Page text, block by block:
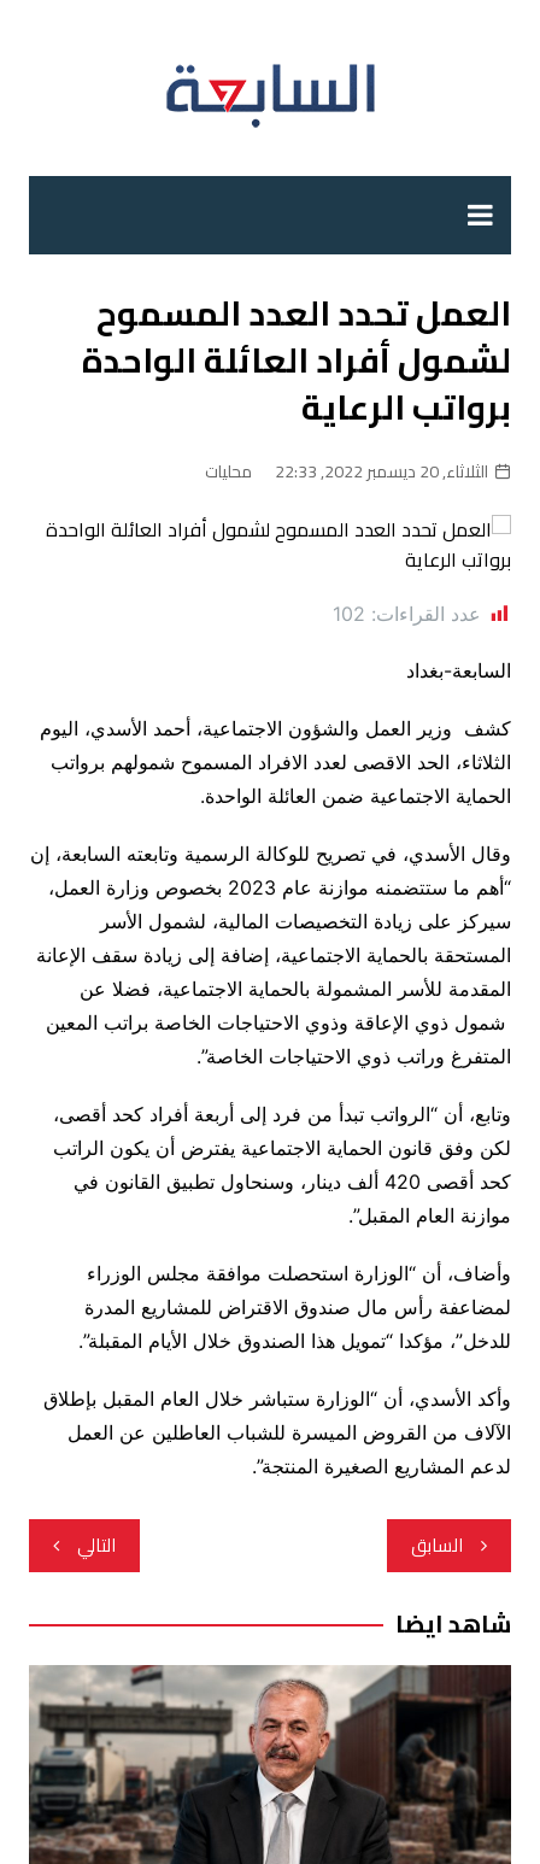
العمل تحدد العدد المسموح
لشمول أفراد العائلة الواحدة
برواتب الرعاية
الثلاثاء, 20 ديسمبر 2022, 22:33 محليات
عدد القراءات: 102
السابعة-بغداد
كشف وزير العمل والشؤون الاجتماعية، أحمد الأسدي، اليوم
الثلاثاء، الحد الاقصى لعدد الافراد المسموح شمولهم برواتب
الحماية الاجتماعية ضمن العائلة الواحدة.
وقال الأسدي، في تصريح للوكالة الرسمية وتابعته السابعة، إن
“أهم ما ستتضمنه موازنة عام 2023 بخصوص وزارة العمل،
سيركز على زيادة التخصيصات المالية، لشمول الأسر
المستحقة بالحماية الاجتماعية، إضافة إلى زيادة سقف الإعانة
المقدمة للأسر المشمولة بالحماية الاجتماعية، فضلا عن
شمول ذوي الإعاقة وذوي الاحتياجات الخاصة براتب المعين
المتفرغ وراتب ذوي الاحتياجات الخاصة”.
وتابع، أن “الرواتب تبدأ من فرد إلى أربعة أفراد كحد أقصى،
لكن وفق قانون الحماية الاجتماعية يفترض أن يكون الراتب
كحد أقصى 420 ألف دينار، وسنحاول تطبيق القانون في
موازنة العام المقبل”.
وأضاف، أن “الوزارة استحصلت موافقة مجلس الوزراء
لمضاعفة رأس مال صندوق الاقتراض للمشاريع المدرة
للدخل”، مؤكدا “تمويل هذا الصندوق خلال الأيام المقبلة”.
وأكد الأسدي، أن “الوزارة ستباشر خلال العام المقبل بإطلاق
الآلاف من القروض الميسرة للشباب العاطلين عن العمل
لدعم المشاريع الصغيرة المنتجة”.
تصفّح
المقالات
السابق التالي
شاهد ايضا